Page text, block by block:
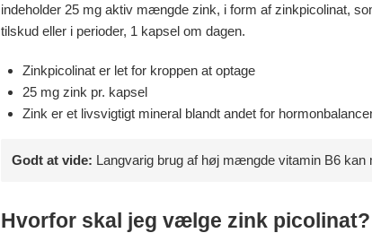
indeholder 25 mg aktiv mængde zink, i form af zinkpicolinat,
tilskud eller i perioder, 1 kapsel om dagen.
Zinkpicolinat er let for kroppen at optage
25 mg zink pr. kapsel
Zink er et livsvigtigt mineral blandt andet for
Godt at vide: Langvarig brug af høj mængde vitamin B6
Hvorfor skal jeg vælge zink picolinat?